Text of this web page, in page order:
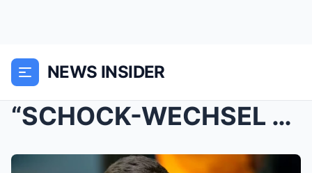
NEWS INSIDER
“SCHOCK-WECHSEL BEI McLAREN?” Norris plötzlich ers...